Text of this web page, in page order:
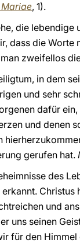
, 1).
die
dass die
zweifellos
in dem
und sehr
dafür
und denen
gerufen hat.
des
und
uns seinen
für den